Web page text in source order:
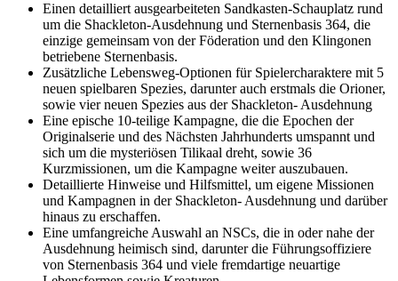
Einen detailliert ausgearbeiteten Sandkasten-Schauplatz rund
um die Shackleton-Ausdehnung und Sternenbasis 364, die
einzige gemeinsam von der Föderation und den Klingonen
betriebene Sternenbasis.
Zusätzliche Lebensweg-Optionen für Spielercharaktere mit 5
neuen spielbaren Spezies, darunter auch erstmals die Orioner,
sowie vier neuen Spezies aus der Shackleton- Ausdehnung
Eine epische 10-teilige Kampagne, die die Epochen der
Originalserie und des Nächsten Jahrhunderts umspannt und
sich um die mysteriösen Tilikaal dreht, sowie 36
Kurzmissionen, um die Kampagne weiter auszubauen.
Detaillierte Hinweise und Hilfsmittel, um eigene Missionen
und Kampagnen in der Shackleton- Ausdehnung und darüber
hinaus zu erschaffen.
Eine umfangreiche Auswahl an NSCs, die in oder nahe der
Ausdehnung heimisch sind, darunter die Führungsoffiziere
von Sternenbasis 364 und viele fremdartige neuartige